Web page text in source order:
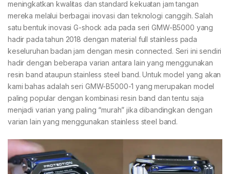
meningkatkan kwalitas dan standard kekuatan jam tangan
mereka melalui berbagai inovasi dan teknologi canggih. Salah
satu bentuk inovasi G-shock ada pada seri GMW-B5000 yang
hadir pada tahun 2018 dengan material full stainless pada
keseluruhan badan jam dengan mesin connected. Seri ini sendiri
hadir dengan beberapa varian antara lain yang menggunakan
resin band ataupun stainless steel band. Untuk model yang akan
kami bahas adalah seri GMW-B5000-1 yang merupakan model
paling popular dengan kombinasi resin band dan tentu saja
menjadi varian yang paling “murah” jika dibandingkan dengan
varian lain yang menggunakan stainless steel band.